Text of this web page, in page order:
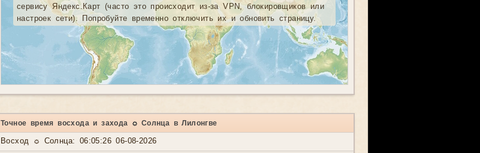
сервису Яндекс.Карт (часто это происходит из-за VPN, блокировщиков или
настроек сети). Попробуйте временно отключить их и обновить страницу.
Точное время восхода и захода ☼ Солнца в Лилонгве
Восход ☼ Солнца: 06:05:26 06-08-2026